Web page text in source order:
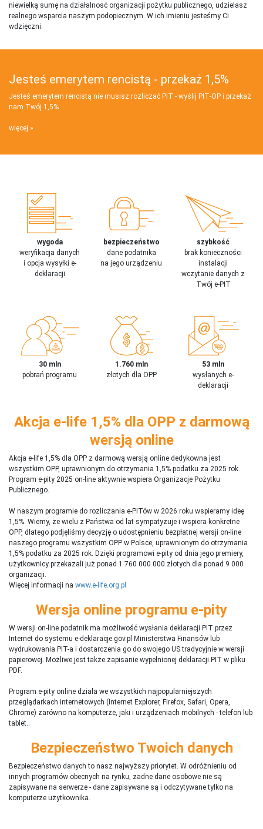
niewielką sumę na działalnosć organizacji pożytku publicznego, udzielasz
realnego wsparcia naszym podopiecznym. W ich imieniu jesteśmy Ci
wdzięczni.
Jesteś emerytem rencistą - przekaż 1,5%
Jesteś emerytem rencistą nie musisz rozliczać PIT - wyślij PIT‑OP i przekaż
nam Twój 1,5%
więcej
wygoda
weryfikacja danych
i opcja wysyłki e-
deklaracji
bezpieczeństwo
dane podatnika
na jego urządzeniu
szybkość
brak konieczności
instalacji
wczytanie danych z
Twój e-PIT
30 mln
pobrań programu
1.760 mln
złotych dla OPP
53 mln
wysłanych e-
deklaracji
Akcja e-life 1,5% dla OPP z darmową
wersją online
Akcja e-life 1,5% dla OPP z darmową wersją online dedykowna jest
wszystkim OPP, uprawnionym do otrzymania 1,5% podatku za 2025 rok.
Program e-pity 2025 on-line aktywnie wspiera Organizacje Pożytku
Publicznego.
W naszym programie do rozliczania e-PITów w 2026 roku wspieramy ideę
1,5%. Wiemy, że wielu z Państwa od lat sympatyzuje i wspiera konkretne
OPP, dlatego podjęliśmy decyzję o udostępnieniu bezpłatnej wersji on-line
naszego programu wszystkim OPP w Polsce, uprawnionym do otrzymania
1,5% podatku za 2025 rok. Dzięki programowi e-pity od dnia jego premiery,
użytkownicy przekazali już ponad 1 760 000 000 złotych dla ponad 9 000
organizacji.
Więcej informacji na www.e-life.org.pl
Wersja online programu e-pity
W wersji on-line podatnik ma możliwość wysłania deklaracji PIT przez
Internet do systemu e-deklaracje.gov.pl Ministerstwa Finansów lub
wydrukowania PIT-a i dostarczenia go do swojego US tradycyjnie w wersji
papierowej. Możliwe jest także zapisanie wypełnionej deklaracji PIT w pliku
PDF.
Program e-pity online działa we wszystkich najpopularniejszych
przeglądarkach internetowych (Internet Explorer, Firefox, Safari, Opera,
Chrome) zarówno na komputerze, jaki i urządzeniach mobilnych - telefon lub
tablet..
Bezpieczeństwo Twoich danych
Bezpieczeństwo danych to nasz najwyższy priorytet. W odróżnieniu od
innych programów obecnych na rynku, żadne dane osobowe nie są
zapisywane na serwerze - dane zapisywane są i odczytywane tylko na
komputerze użytkownika.